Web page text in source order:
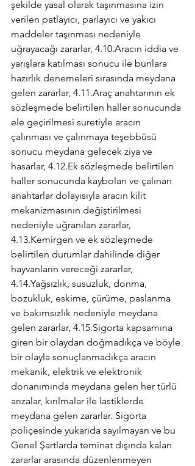
şekilde yasal olarak taşınmasına izin
verilen patlayıcı, parlayıcı ve yakıcı
maddeler taşınması nedeniyle
uğrayacağı zararlar, 4.10.Aracın iddia ve
yarışlara katılması sonucu ile bunlara
hazırlık denemeleri sırasında meydana
gelen zararlar, 4.11.Araç anahtarının ek
sözleşmede belirtilen haller sonucunda
ele geçirilmesi suretiyle aracın
çalınması ve çalınmaya teşebbüsü
sonucu meydana gelecek ziya ve
hasarlar, 4.12.Ek sözleşmede belirtilen
haller sonucunda kaybolan ve çalınan
anahtarlar dolayısıyla aracın kilit
mekanizmasının değiştirilmesi
nedeniyle uğranılan zararlar,
4.13.Kemirgen ve ek sözleşmede
belirtilen durumlar dahilinde diğer
hayvanların vereceği zararlar,
4.14.Yağsızlık, susuzluk, donma,
bozukluk, eskime, çürüme, paslanma
ve bakımsızlık nedeniyle meydana
gelen zararlar, 4.15.Sigorta kapsamına
giren bir olaydan doğmadıkça ve böyle
bir olayla sonuçlanmadıkça aracın
mekanik, elektrik ve elektronik
donanımında meydana gelen her türlü
arızalar, kırılmalar ile lastiklerde
meydana gelen zararlar. Sigorta
poliçesinde yukarıda sayılmayan ve bu
Genel Şartlarda teminat dışında kalan
zararlar arasında düzenlenmeyen